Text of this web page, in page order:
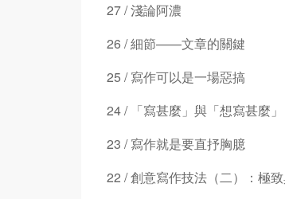
27 / 淺論阿濃
26 / 細節——文章的關鍵
25 / 寫作可以是一場惡搞
24 / 「寫甚麼」與「想寫甚麼」
23 / 寫作就是要直抒胸臆
22 / 創意寫作技法（二）：極